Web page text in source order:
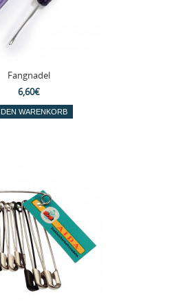
Fangnadel
6,60€